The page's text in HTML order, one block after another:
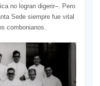
no logran digerir–. Pero
Sede siempre fue vital
combonianos.